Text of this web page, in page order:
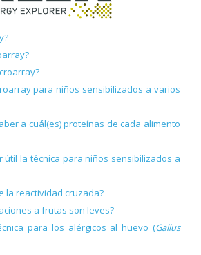
para niños sensibilizados a varios
a cuál(es) proteínas de cada alimento
útil la técnica para niños sensibilizados a
la reactividad cruzada?
a frutas son leves?
para los alérgicos al huevo (Gallus